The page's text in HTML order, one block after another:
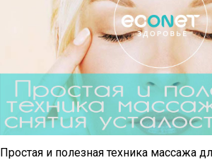
Простая и полезная техника массажа